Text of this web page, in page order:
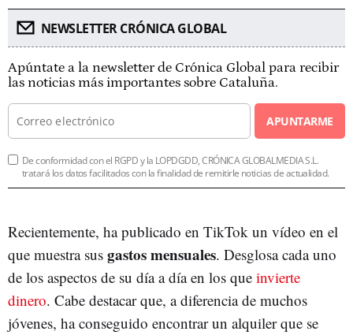
NEWSLETTER CRÓNICA GLOBAL
Apúntate a la newsletter de Crónica Global para recibir
las noticias más importantes sobre Cataluña.
APUNTARME
De conformidad con el RGPD y la LOPDGDD, CRÓNICA GLOBALMEDIA S.L.
tratará los datos facilitados con la finalidad de remitirle noticias de actualidad.
Recientemente, ha publicado en TikTok un vídeo en el
que muestra sus gastos mensuales. Desglosa cada uno
de los aspectos de su día a día en los que invierte
dinero. Cabe destacar que, a diferencia de muchos
jóvenes, ha conseguido encontrar un alquiler que se